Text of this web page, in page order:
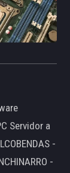
Servidor a
-
-